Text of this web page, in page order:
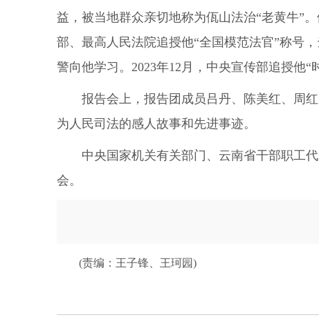
益，被当地群众亲切地称为佤山法治“老黄牛”
部、最高人民法院追授他“全国模范法官”称号
警向他学习。2023年12月，中央宣传部追授他“
报告会上，报告团成员吕丹、陈美红、周
为人民司法的感人故事和先进事迹。
中央国家机关有关部门、云南省干部职工
会。
(责编：王子锋、王珂园)